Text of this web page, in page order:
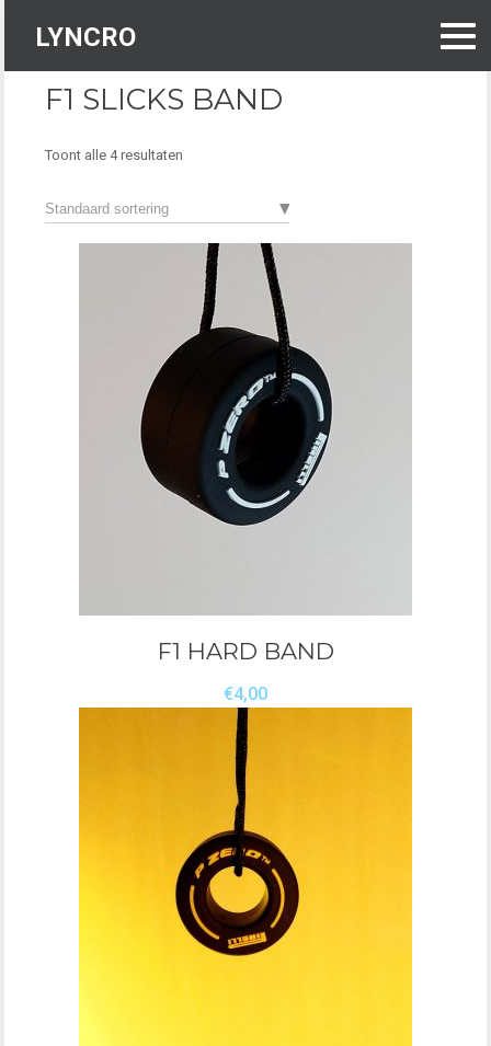
LYNCRO
content
F1 SLICKS BAND
Toont alle 4 resultaten
F1 HARD BAND
€4,00